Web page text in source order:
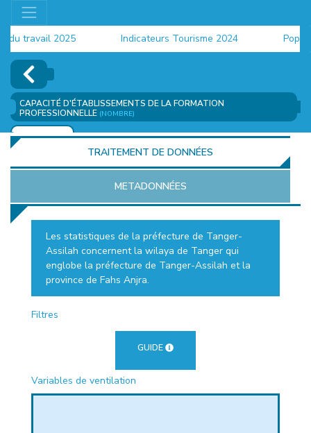
travail 2025 Indicateurs Tourisme 2024
CAPACITÉ D'ÉTABLISSEMENTS DE LA FORMATION
PROFESSIONNELLE (NOMBRE)
AJOUTER
TRAITEMENT DE DONNÉES
METADONNÉES
Les statistiques de la préfecture de Tanger-
Assilah concernent la wilaya de Tanger qui
englobe la préfecture de Tanger-Assilah et la
province de Fahs Anjra.
Filtres
GUIDE
Variables de ventilation